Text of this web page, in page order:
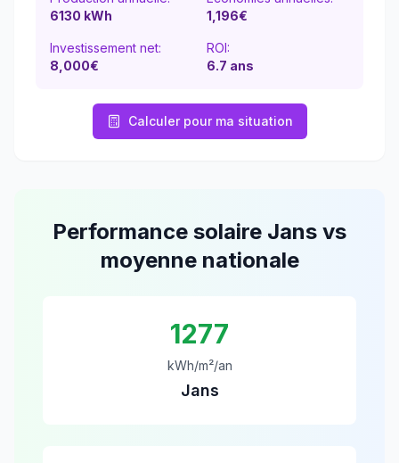
6130 kWh
1,196€
Investissement net:
8,000€
ROI:
6.7 ans
Calculer pour ma situation
Performance solaire Jans vs
moyenne nationale
1277
kWh/m²/an
Jans